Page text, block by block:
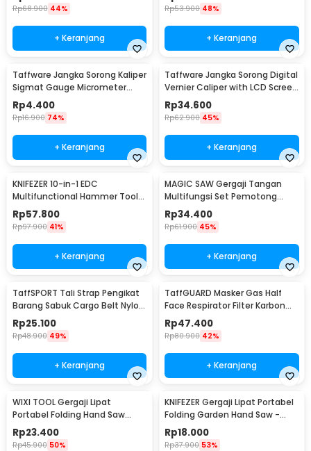
Rp68.900 44%
+ Keranjang
Rp53.900 48%
+ Keranjang
Taffware Jangka Sorong Kaliper
Sigmat Gauge Micrometer
150mm - QST-600
Rp4.400
Rp16.900 74%
+ Keranjang
Taffware Jangka Sorong Digital
Vernier Caliper with LCD Screen
150mm - JIGO-150
Rp34.600
Rp62.900 45%
+ Keranjang
KNIFEZER 10-in-1 EDC
Multifunctional Hammer Tool
for Camping Survival - WL-
9003
Rp57.800
Rp97.900 41%
+ Keranjang
MAGIC SAW Gergaji Tangan
Multifungsi Set Pemotong
Kayu Besi
Rp34.400
Rp61.900 45%
+ Keranjang
TaffSPORT Tali Strap Pengikat
Barang Sabuk Cargo Belt Nylon
5M - XR2
Rp25.100
Rp48.900 49%
+ Keranjang
TaffGUARD Masker Gas Half
Face Respirator Filter Karbon
Aktif KN95 - 6200
Rp47.400
Rp80.900 42%
+ Keranjang
WIXI TOOL Gergaji Lipat
Portabel Folding Hand Saw
39cm - JSZ-002
Rp23.400
Rp45.900 50%
KNIFEZER Gergaji Lipat Portabel
Folding Garden Hand Saw -
LA145
Rp18.000
Rp37.900 53%